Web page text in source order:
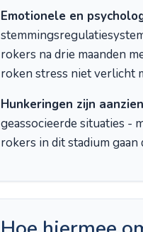
Emotionele en
rokers na drie maanden
roken stress niet verlicht
Hunkeringen zijn
geassocieerde situaties -
rokers in dit stadium